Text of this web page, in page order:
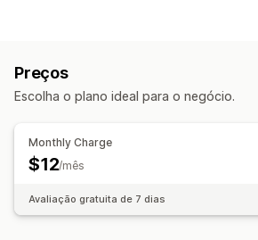
Preços
Escolha o plano ideal para o negócio.
Monthly Charge
$12/mês
Avaliação gratuita de 7 dias